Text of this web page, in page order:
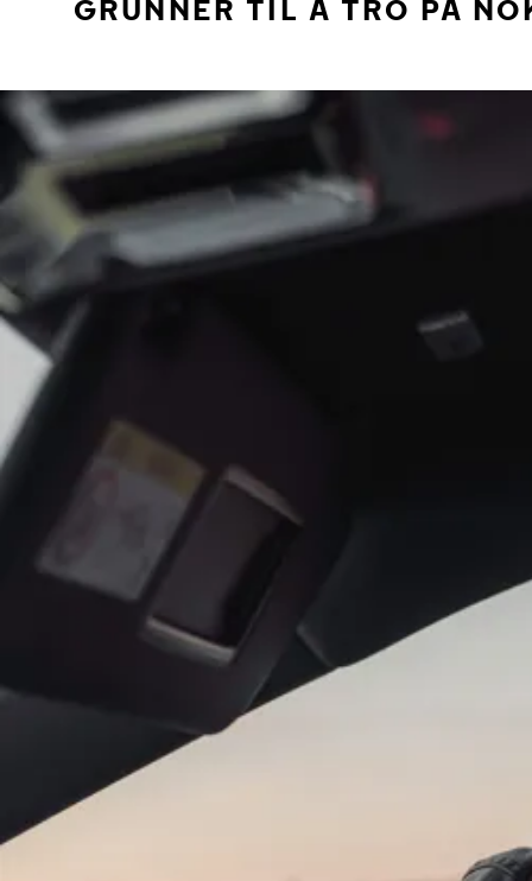
GRUNNER TIL Å TRO PÅ